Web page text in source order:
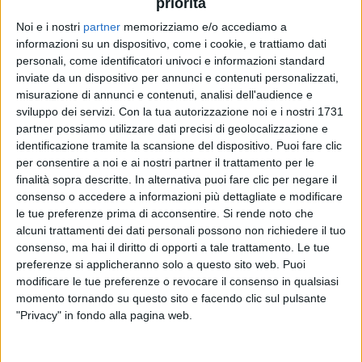
Noi e i nostri partner memorizziamo e/o accediamo a
informazioni su un dispositivo, come i cookie, e trattiamo dati
personali, come identificatori univoci e informazioni standard
inviate da un dispositivo per annunci e contenuti personalizzati,
misurazione di annunci e contenuti, analisi dell'audience e
sviluppo dei servizi. Con la tua autorizzazione noi e i nostri 1731
partner possiamo utilizzare dati precisi di geolocalizzazione e
identificazione tramite la scansione del dispositivo. Puoi fare clic
per consentire a noi e ai nostri partner il trattamento per le
finalità sopra descritte. In alternativa puoi fare clic per negare il
consenso o accedere a informazioni più dettagliate e modificare
le tue preferenze prima di acconsentire. Si rende noto che
alcuni trattamenti dei dati personali possono non richiedere il tuo
consenso, ma hai il diritto di opporti a tale trattamento. Le tue
preferenze si applicheranno solo a questo sito web. Puoi
modificare le tue preferenze o revocare il consenso in qualsiasi
momento tornando su questo sito e facendo clic sul pulsante
"Privacy" in fondo alla pagina web.